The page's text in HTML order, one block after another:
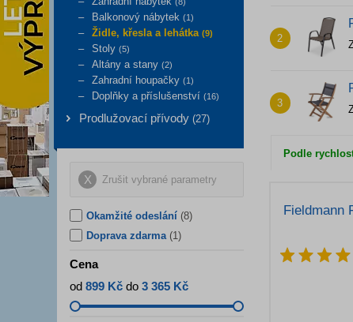
2
3
Podle
Fieldmann
Balkonový nábytek (1)
Židle, křesla a lehátka (9)
Stoly (5)
Altány a stany (2)
Zahradní houpačky (1)
Doplňky a příslušenství (16)
Prodlužovací přívody (27)
Zrušit vybrané parametry
Okamžité odeslání (8)
Doprava zdarma (1)
Cena
od 899 Kč do 3 365 Kč